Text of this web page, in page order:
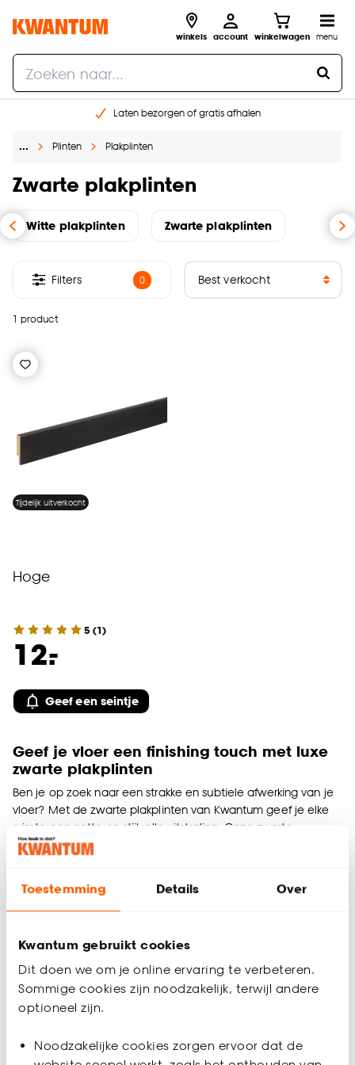
Toestemming Details Over
Kwantum gebruikt cookies
Dit doen we om je online ervaring te verbeteren.
Sommige cookies zijn noodzakelijk, terwijl andere
optioneel zijn.
Noodzakelijke cookies zorgen ervoor dat de
winkels account winkelwagen menu
Laten bezorgen of gratis afhalen
Gratis raam advies en opmeten aan huis
… Plinten Plakplinten
Zwarte plakplinten
Witte plakplinten Zwarte plakplinten
1 product
Filters 0
Tijdelijk uitverkocht
Hoge
5 (1)
12.
-
Geef een seintje
Geef je vloer een finishing touch met luxe
zwarte plakplinten
Ben je op zoek naar een strakke en subtiele afwerking van je
vloer? Met de zwarte plakplinten van Kwantum geef je elke
ruimte een nette en stijlvolle uitstraling. Onze zwarte
plakplinten zijn perfect geschikt voor allerlei vloeren, zoals
zwarte plakplinten of juist hoge zwarte plakplinten, bij
Kwantum vind je altijd de juiste plint voor jouw vloer. Zwarte
van klassiek tot modern.
Hoe kun je zwarte plinten verstek zagen
voor een strakke afwerking?
plinten samenkomen. Door de uiteinden in een hoek van 45